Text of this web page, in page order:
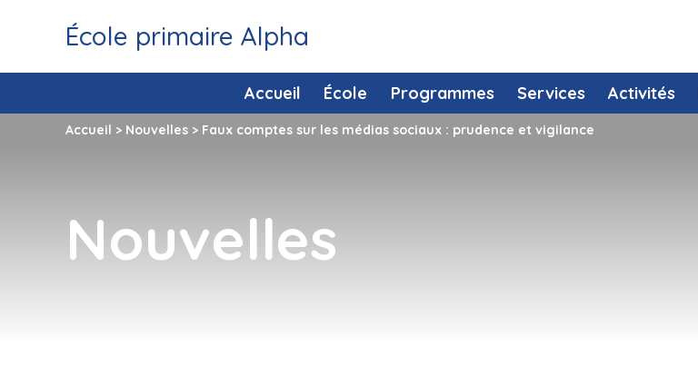
École primaire Alpha
Accueil École Programmes Services Activités
Accueil > Nouvelles > Faux comptes sur les médias sociaux : prudence et vigilance
Nouvelles